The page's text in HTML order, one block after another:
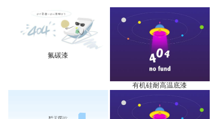
氟碳漆
有机硅耐高温底漆